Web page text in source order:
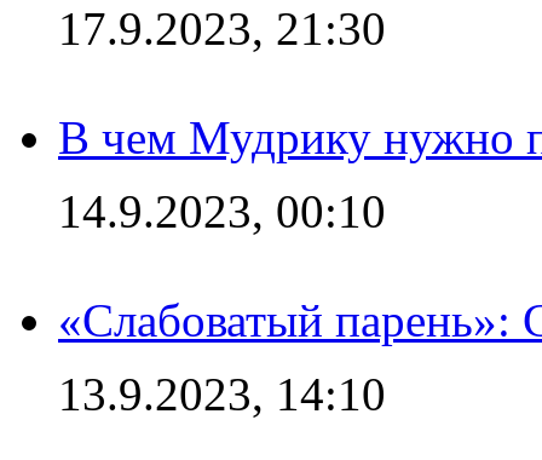
17.9.2023, 21:30
В чем Мудрику нужно
14.9.2023, 00:10
«Слабоватый парень»:
13.9.2023, 14:10